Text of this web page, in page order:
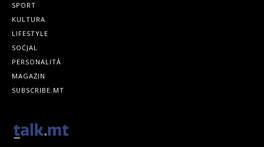
SPORT
KULTURA
LIFESTYLE
SOĊJAL
PERSONALITÀ
MAGAŻIN
SUBSCRIBE.MT